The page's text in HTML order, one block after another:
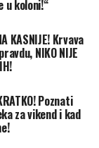
gradskim
u narednih
autobuse.
nabavke nisu
u koloni!“
KASNIJE! Krvava
NIKO NIJE
Poznati
za vikend i kad